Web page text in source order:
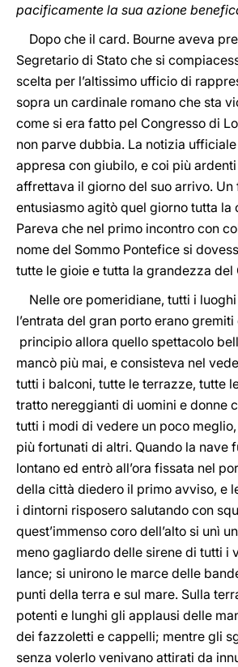
pacificamente la sua azione
Dopo che il card. Bourne aveva
Segretario di Stato che si
scelta per l’altissimo ufficio di
sopra un cardinale romano che sta
come si era fatto pel Congresso di
non parve dubbia. La notizia
appresa con giubilo, e coi più
affrettava il giorno del suo arrivo. Un
entusiasmo agitò quel giorno tutta la
Pareva che nel primo incontro con
nome del Sommo Pontefice si
tutte le gioie e tutta la grandezza del
Nelle ore pomeridiane, tutti i
l’entrata del gran porto erano
principio allora quello spettacolo
mancò più mai, e consisteva nel
tutti i balconi, tutte le terrazze, tutte
tratto nereggianti di uomini e donne
tutti i modi di vedere un poco meglio,
più fortunati di altri. Quando la nave
lontano ed entrò all’ora fissata nel
della città diedero il primo avviso, e
i dintorni risposero salutando con
quest’immenso coro dell’alto si unì
meno gagliardo delle sirene di tutti i
lance; si unirono le marce delle
punti della terra e sul mare. Sulla
potenti e lunghi gli applausi delle
dei fazzoletti e cappelli; mentre gli
senza volerlo venivano attirati da